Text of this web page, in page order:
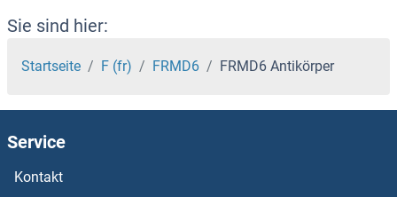
Free PSA Antikörper
Frataxin Antikörper
FRAT2 Antikörper
FRAT1 Antikörper
Sie sind hier:
Startseite F (fr) FRMD6 FRMD6 Antikörper
Service
Kontakt